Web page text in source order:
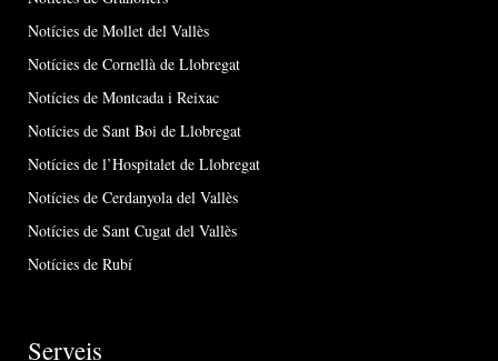
Notícies de Mollet del Vallès
Notícies de Cornellà de Llobregat
Notícies de Montcada i Reixac
Notícies de Sant Boi de Llobregat
Notícies de l’Hospitalet de Llobregat
Notícies de Cerdanyola del Vallès
Notícies de Sant Cugat del Vallès
Notícies de Rubí
Serveis